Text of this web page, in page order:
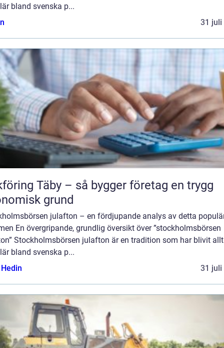
bland svenska p...
31 juli
Täby – så bygger företag en trygg
grund
julafton – en fördjupande analys av detta
En övergripande, grundlig översikt över ”stockholmsbörsen
Stockholmsbörsen julafton är en tradition som har blivit
bland svenska p...
31 juli